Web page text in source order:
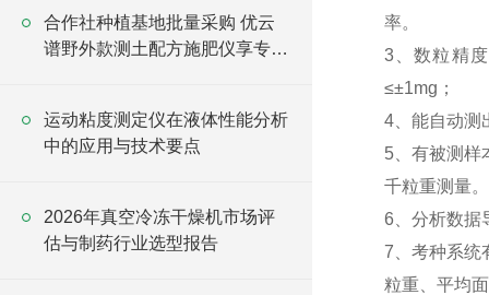
率。
3、数粒精
≤±1mg；
4、能自动测
5、有被测样
千粒重测量。
6、分析数据
7、考种系统
粒重、平均
合作社种植基地批量采购 优云
谱野外款测土配方施肥仪享专属
运动粘度测定仪在液体性能分析
中的应用与技术要点
2026年真空冷冻干燥机市场评
估与制药行业选型报告